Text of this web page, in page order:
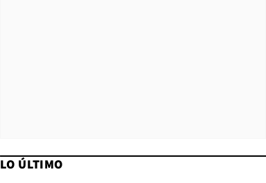
LO ÚLTIMO